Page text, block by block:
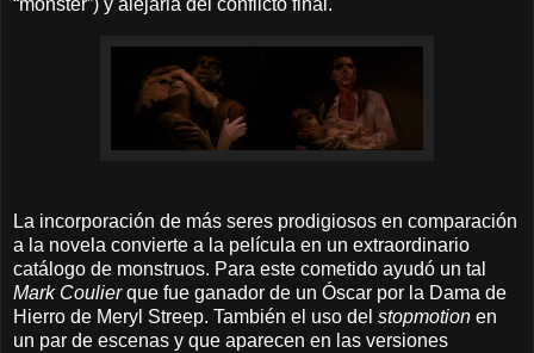
“monster”) y alejarla del conflicto final.
La incorporación de más seres prodigiosos en comparación
a la novela convierte a la película en un extraordinario
catálogo de monstruos. Para este cometido ayudó un tal
Mark Coulierque fue ganador de un Óscar por la Dama de
Hierro de Meryl Streep. También el uso del stopmotion en
un par de escenas y que aparecen en las versiones